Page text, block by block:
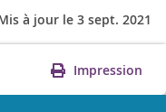
à jour le 3 sept. 2021
Impression